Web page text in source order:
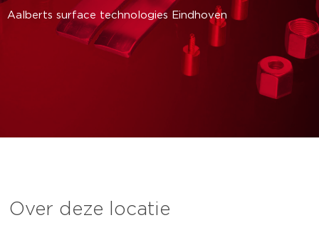
Aalberts surface technologies Eindhoven
Over deze locatie